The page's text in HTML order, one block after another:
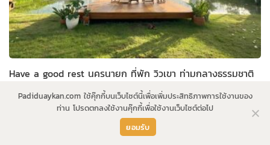
Have a good rest นครนายก ที่พัก วิวเขา ท่ามกลางธรรมชาติ
Padiduaykan.com ใช้คุ๊กกี้บนเว็บไซต์นี้เพื่อเพิ่มประสิทธิภาพการใช้งานของ
ท่าน โปรดตกลงใช้งานคุ๊กกี้เพื่อใช้งานเว็บไซต์ต่อไป
ยอมรับ